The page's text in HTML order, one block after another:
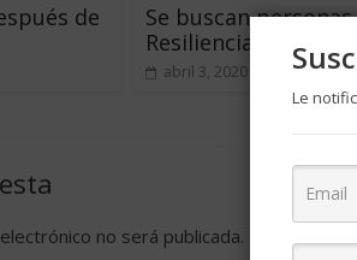
de
Se buscan
Resiliencia
abril 3, 2020
no será publicada.
Le